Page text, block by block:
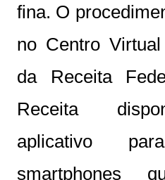
fina. O
no Centro
da Receita
Receita
aplicativo
smartphones